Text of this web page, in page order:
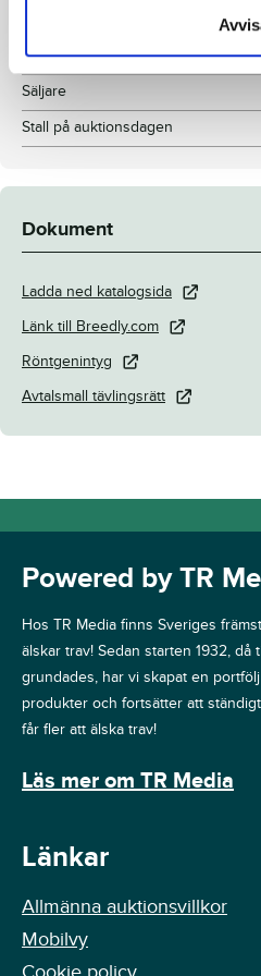
Uppfödare
Säljare
Stall på auktionsdagen
Dokument
Ladda ned katalogsida
Länk till Breedly.com
Röntgenintyg
Avtalsmall tävlingsrätt
Powered by TR
Hos TR Media finns Sveriges
älskar trav! Sedan starten 1932, då
grundades, har vi skapat en
produkter och fortsätter att
får fler att älska trav!
Läs mer om TR Media
Länkar
Allmänna auktionsvillkor
Mobilvy